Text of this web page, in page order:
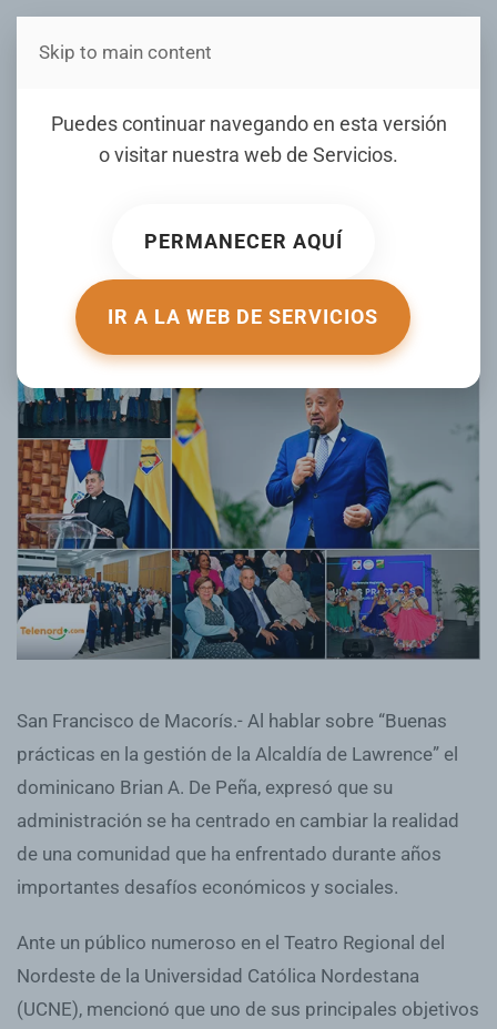
Estás en Telenord Medios
Puedes continuar navegando en esta versión
o visitar nuestra web de Servicios.
PERMANECER AQUÍ
IR A LA WEB DE SERVICIOS
Skip to main content
Brian De Peña expone en
SFM sobre “Buenas
la alcaldía de Lawrence”
ESCRITO POR HOY.COM.DO EL
. PUBLICADO
GALERIA .
San Francisco de Macorís.- Al hablar sobre “Buenas
prácticas en la gestión de la Alcaldía de Lawrence” el
dominicano Brian A. De Peña, expresó que su
administración se ha centrado en cambiar la realidad
de una comunidad que ha enfrentado durante años
importantes desafíos económicos y sociales.
Ante un público numeroso en el Teatro Regional del
Nordeste de la Universidad Católica Nordestana
(UCNE), mencionó que uno de sus principales objetivos